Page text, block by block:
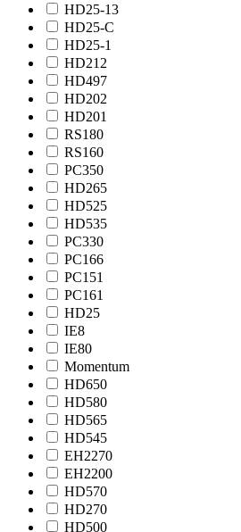
HD25-13
HD25-C
HD25-1
HD212
HD497
HD202
HD201
RS180
RS160
PC350
HD265
HD525
HD535
PC330
PC166
PC151
PC161
HD25
IE8
IE80
Momentum
HD650
HD580
HD565
HD545
EH2270
EH2200
HD570
HD270
HD500